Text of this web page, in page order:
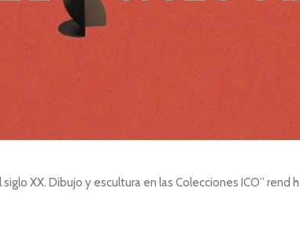
siglo XX. Dibujo y escultura en las Colecciones ICO”